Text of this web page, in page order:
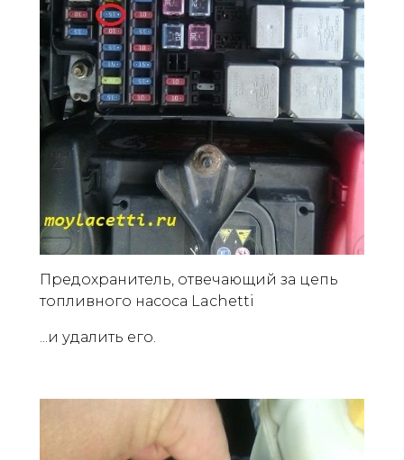
Предохранитель, отвечающий за цепь
топливного насоса Lachetti
...и удалить его.